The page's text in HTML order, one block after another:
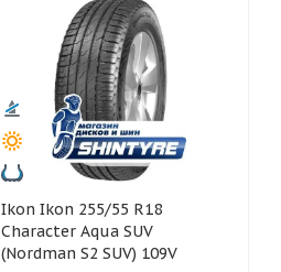
Ikon Ikon 255/55 R18
Character Aqua SUV
(Nordman S2 SUV) 109V